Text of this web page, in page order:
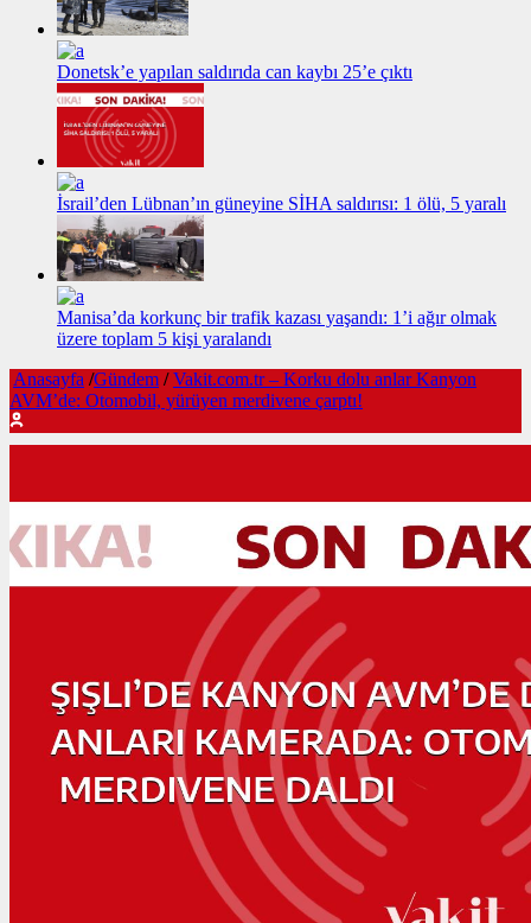
Donetsk’e yapılan saldırıda can kaybı 25’e çıktı
İsrail’den Lübnan’ın güneyine SİHA saldırısı: 1 ölü, 5 yaralı
Manisa’da korkunç bir trafik kazası yaşandı: 1’i ağır olmak
üzere toplam 5 kişi yaralandı
Anasayfa /Gündem / Vakit.com.tr – Korku dolu anlar Kanyon
AVM’de: Otomobil, yürüyen merdivene çarptı!